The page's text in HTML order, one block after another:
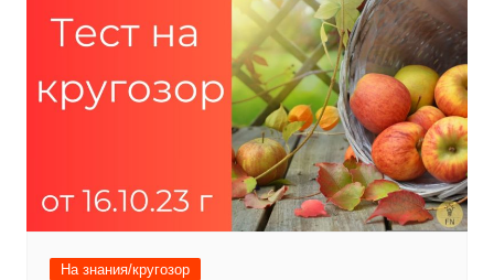
На знания/кругозор